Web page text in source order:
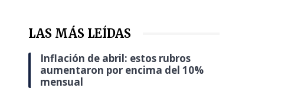
LAS MÁS LEÍDAS
Inflación de abril: estos rubros
aumentaron por encima del 10%
mensual